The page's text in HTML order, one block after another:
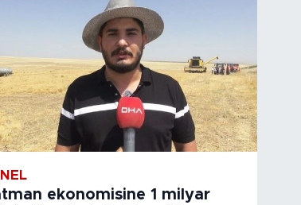
ekonomisine 1 milyar